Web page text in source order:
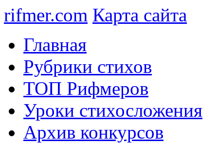
rifmer.com Карта сайта
Главная
Рубрики стихов
ТОП Рифмеров
Уроки стихосложения
Архив конкурсов